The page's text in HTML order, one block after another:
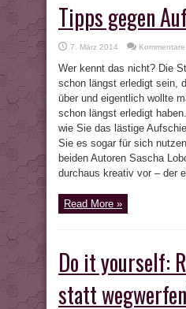
Tipps gegen
7. März 2014
Wer kennt das nicht? Die
schon längst erledigt sein,
über und eigentlich wollte
schon längst erledigt
wie Sie das lästige
Sie es sogar für sich
beiden Autoren Sascha
durchaus kreativ vor – der
Read More »
Do it yourself:
statt